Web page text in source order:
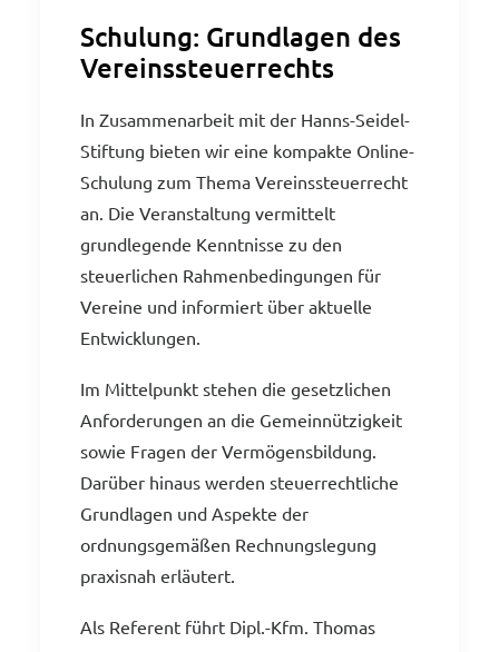
Schulung: Grundlagen des
Vereinssteuerrechts
In Zusammenarbeit mit der Hanns-Seidel-
Stiftung bieten wir eine kompakte Online-
Schulung zum Thema Vereinssteuerrecht
an. Die Veranstaltung vermittelt
grundlegende Kenntnisse zu den
steuerlichen Rahmenbedingungen für
Vereine und informiert über aktuelle
Entwicklungen.
Im Mittelpunkt stehen die gesetzlichen
Anforderungen an die Gemeinnützigkeit
sowie Fragen der Vermögensbildung.
Darüber hinaus werden steuerrechtliche
Grundlagen und Aspekte der
ordnungsgemäßen Rechnungslegung
praxisnah erläutert.
Als Referent führt Dipl.-Kfm. Thomas